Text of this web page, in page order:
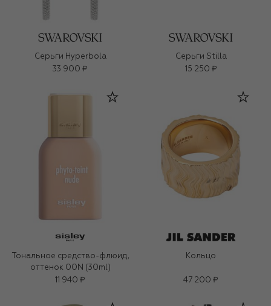
Серьги Hyperbola
33 900 ₽
Серьги Stilla
15 250 ₽
Тональное средство-флюид,
оттенок 00N (30ml)
11 940 ₽
Кольцо
47 200 ₽